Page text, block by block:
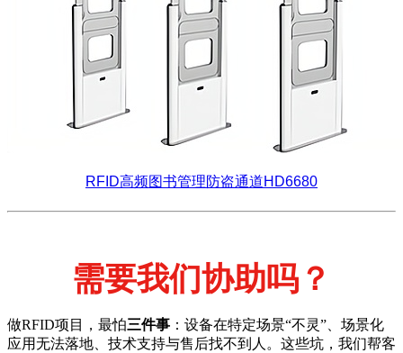
RFID高频图书管理防盗通道HD6680
需要我们协助吗？
做RFID项目，最怕三件事 ：设备在特定场景“不灵”、场景化
应用无法落地、技术支持与售后找不到人。这些坑，我们帮客